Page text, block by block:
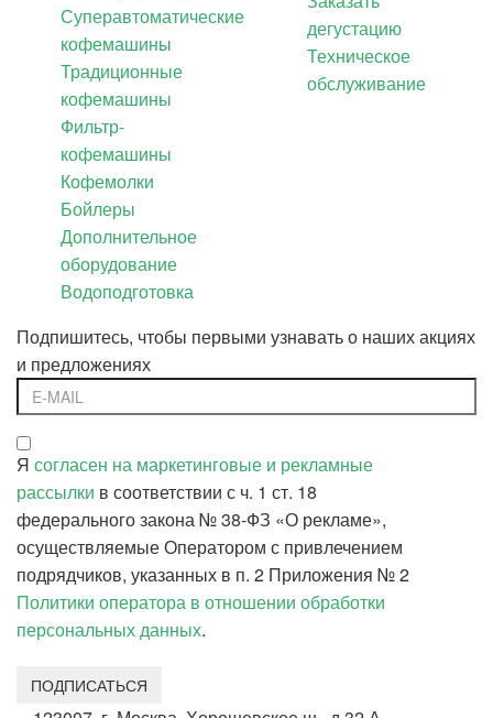
Суперавтоматические
кофемашины
Традиционные
кофемашины
Фильтр-
кофемашины
Кофемолки
Бойлеры
Дополнительное
оборудование
Водоподготовка
дегустацию
Техническое
обслуживание
Подпишитесь, чтобы первыми узнавать о наших акциях
и предложениях
Я согласен на маркетинговые и рекламные
рассылки в соответствии с ч. 1 ст. 18
федерального закона № 38-ФЗ «О рекламе»,
осуществляемые Оператором с привлечением
подрядчиков, указанных в п. 2 Приложения № 2
Политики оператора в отношении обработки
персональных данных.
ПОДПИСАТЬСЯ